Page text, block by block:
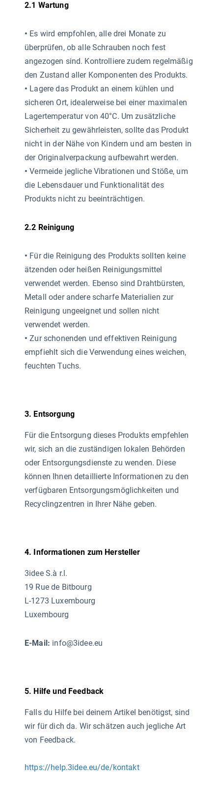
2.1 Wartung
• Es wird empfohlen, alle drei Monate zu
überprüfen, ob alle Schrauben noch fest
angezogen sind. Kontrolliere zudem regelmäßig
den Zustand aller Komponenten des Produkts.
• Lagere das Produkt an einem kühlen und
sicheren Ort, idealerweise bei einer maximalen
Lagertemperatur von 40°C. Um zusätzliche
Sicherheit zu gewährleisten, sollte das Produkt
nicht in der Nähe von Kindern und am besten in
der Originalverpackung aufbewahrt werden.
• Vermeide jegliche Vibrationen und Stöße, um
die Lebensdauer und Funktionalität des
Produkts nicht zu beeinträchtigen.
2.2 Reinigung
• Für die Reinigung des Produkts sollten keine
ätzenden oder heißen Reinigungsmittel
verwendet werden. Ebenso sind Drahtbürsten,
Metall oder andere scharfe Materialien zur
Reinigung ungeeignet und sollen nicht
verwendet werden.
• Zur schonenden und effektiven Reinigung
empfiehlt sich die Verwendung eines weichen,
feuchten Tuchs.
3. Entsorgung
Für die Entsorgung dieses Produkts empfehlen
wir, sich an die zuständigen lokalen Behörden
oder Entsorgungsdienste zu wenden. Diese
können Ihnen detaillierte Informationen zu den
verfügbaren Entsorgungsmöglichkeiten und
Recyclingzentren in Ihrer Nähe geben.
4. Informationen zum Hersteller
3idee S.à r.l.
19 Rue de Bitbourg
L-1273 Luxembourg
Luxembourg
E-Mail: info@3idee.eu
5. Hilfe und Feedback
Falls du Hilfe bei deinem Artikel benötigst, sind
wir für dich da. Wir schätzen auch jegliche Art
von Feedback.
https://help.3idee.eu/de/kontakt